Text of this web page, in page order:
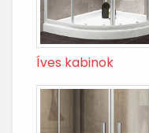
Íves kabinok